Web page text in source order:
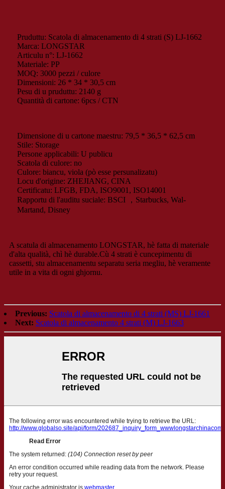
Pruduttu: Scatola di almacenamento di 4 strati (S) LJ-1662
Marca: LONGSTAR
Articulu n°: LJ-1662
Materiale: PP
MOQ: 3000 pezzi / culore
Dimensioni: 26 * 34 * 30,5 cm
Pesu di u pruduttu: 2140 g
Quantità di cartone: 6pcs / CTN
Dimensione di u cartone maestru: 79,5 * 36,5 * 62,5 cm
Stile: Storage
Persone applicabili: U publicu
Scatola di culore: no
Culore: biancu, viola (pò esse persunalizatu)
Locu d'origine: ZHEJIANG, CINA
Certificatu: LFGB, FDA, ISO9001, ISO14001
Rapportu di l'auditu suciale: BSCI ，Starbucks, Wal-
Martand, Disney
A scatula di almacenamento LONGSTAR, hè fatta di materiale
d'alta qualità, chì hè durable.Cù 4 strati è cuncepimentu di
cassetti, stu almacenamentu separatu seria megliu, hè veramente
utile in a vita di ogni ghjornu.
Previous: Scatola di almacenamento di 4 strati (MS) LJ-1661
Next: Scatola di almacenamento 4 strati (M) LJ-1663